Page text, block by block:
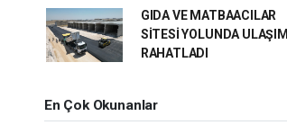
GIDA VE MATBAACILAR
SİTESİ YOLUNDA ULAŞIM
RAHATLADI
En Çok Okunanlar